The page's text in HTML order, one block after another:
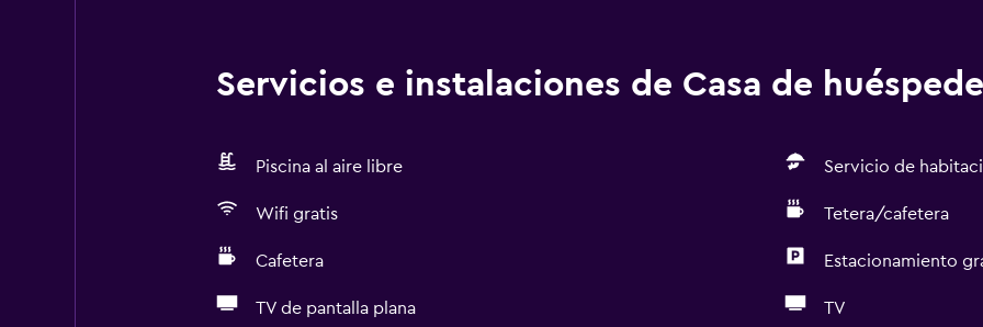
Servicios e instalaciones de Casa de
Piscina al aire libre Servicio de
Wifi gratis Tetera/cafetera
Cafetera Estacionamiento
TV de pantalla plana TV